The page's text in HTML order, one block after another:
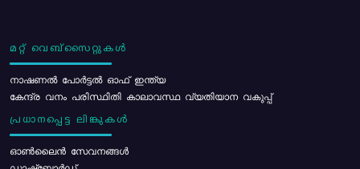
മറ്റ് വെബ്സൈറ്റുകൾ
നാഷണൽ പോർട്ടൽ ഓഫ് ഇന്ത്യ
കേന്ദ്ര വനം പരിസ്ഥിതി കാലാവസ്ഥ വ്യതിയാന വകുപ്പ്
പ്രധാനപ്പെട്ട ലിങ്കുകൾ
ഓൺലൈൻ സേവനങ്ങൾ